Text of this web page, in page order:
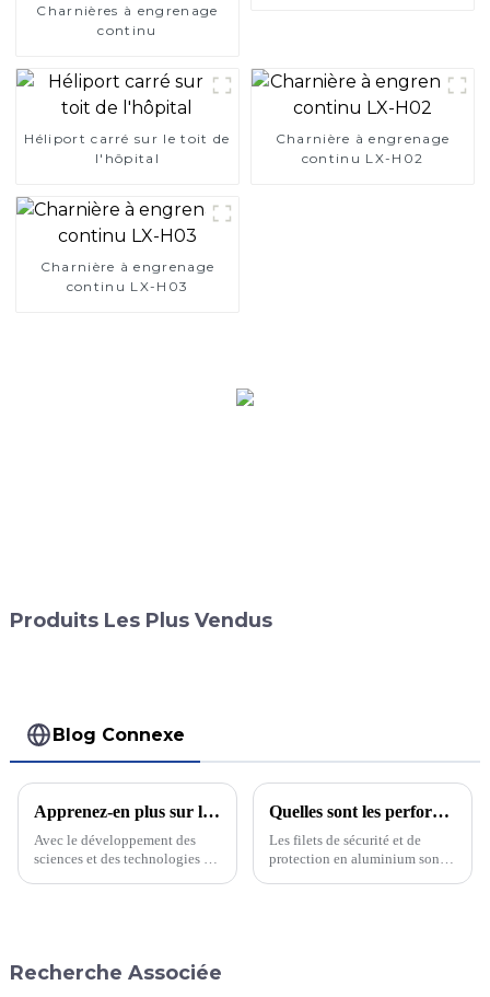
Charnières à engrenage
continu
Héliport carré sur le toit de
l'hôpital
Charnière à engrenage
continu LX-H02
Charnière à engrenage
continu LX-H03
Produits Les Plus Vendus
Blog Connexe
Apprenez-en plus sur les charnières à engrenages continus. Laissez-vous séduire par ces pièces de quincaillerie !
Avec le développement des
sciences et des technologies et
Quelles sont les performances des filets de clôture et de sécurité en aluminium ? Sont-ils vraiment si performants ?
Les filets de sécurité et de
protection en aluminium sont
Recherche Associée